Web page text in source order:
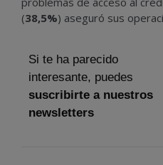
(38,5%) aseguró sus
Si te ha parecido
interesante, puedes
suscribirte a nuestros
newsletters